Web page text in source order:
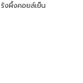
รังผึ้งคอยล์เย็น